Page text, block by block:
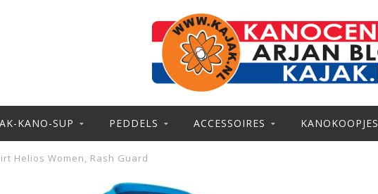
KANO-SUP PEDDELS ACCESSOIRES KANOKOOPJES
Helios Women, Rash Guard